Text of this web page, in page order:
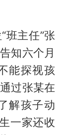
班主任”张
知六个月
能探视孩
过张某在
解孩子动
一家还收